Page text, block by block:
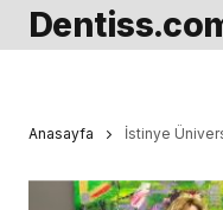
Anasayfa İstinye